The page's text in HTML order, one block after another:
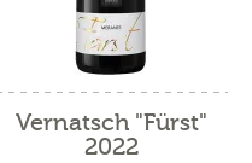
Vernatsch "Fürst"
2022